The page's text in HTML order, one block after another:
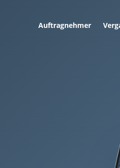
Auftragnehmer